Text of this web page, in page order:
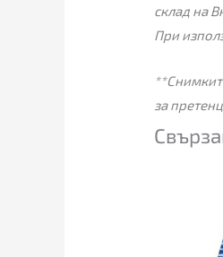
склад на
При
за